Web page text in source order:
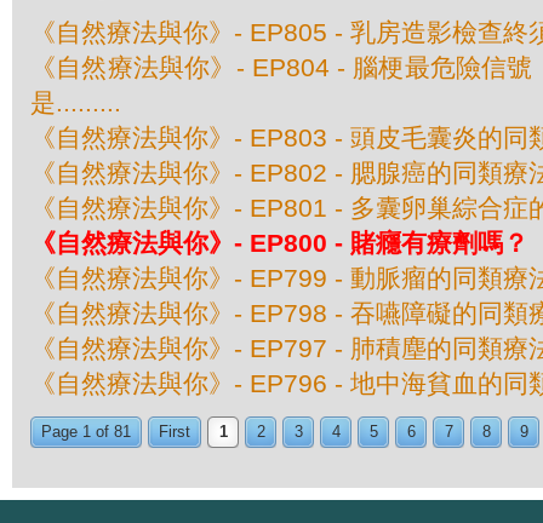
《自然療法與你》- EP805 - 乳房造影檢查終
《自然療法與你》- EP804 - 腦梗最危險信
是.........
《自然療法與你》- EP803 - 頭皮毛囊炎的同
《自然療法與你》- EP802 - 腮腺癌的同類療
《自然療法與你》- EP801 - 多囊卵巢綜合症
《自然療法與你》- EP800 - 賭癮有療劑嗎？
《自然療法與你》- EP799 - 動脈瘤的同類療
《自然療法與你》- EP798 - 吞嚥障礙的同類
《自然療法與你》- EP797 - 肺積塵的同類療
《自然療法與你》- EP796 - 地中海貧血的同
Page 1 of 81 First 1 2 3 4 5 6 7 8 9